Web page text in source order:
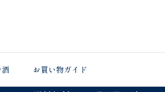
お買い物ガイド